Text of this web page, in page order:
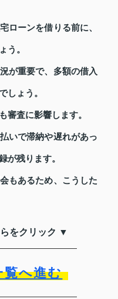
ローンを借りる前に、
う。
が重要で、多額の借入
しょう。
審査に影響します。
いで滞納や遅れがあっ
が残ります。
もあるため、こうした
をクリック ▼
覧へ進む